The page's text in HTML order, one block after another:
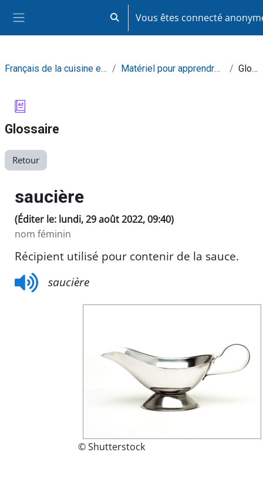
Activer/désactiver la saisie de
Vous êtes connecté
Français de la cuisine et de la restauration Matériel pour apprendre de façon autonome Glossaire
Glossaire
Retour
saucière
(Éditer le: lundi, 29 août 2022, 09:40)
nom féminin
Récipient utilisé pour contenir de la sauce.
saucière
© Shutterstock